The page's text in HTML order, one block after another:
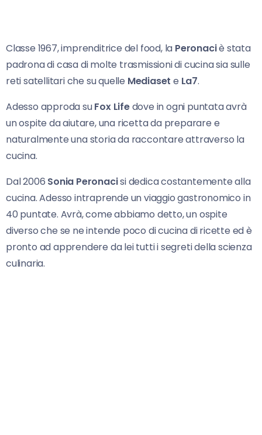
Classe 1967, imprenditrice del food, la Peronaciè stata
padrona di casa di molte trasmissioni di cucina sia sulle
reti satellitari che su quelle Mediaset e La7.
Adesso approda suFox Lifedove in ogni puntata avrà
un ospite da aiutare, una ricetta da preparare e
naturalmente una storia da raccontare attraverso la
cucina.
Dal 2006 Sonia Peronacisi dedica costantemente alla
cucina. Adesso intraprende un viaggio gastronomico in
40 puntate. Avrà, come abbiamo detto, un ospite
diverso che se ne intende poco di cucina di ricette ed è
pronto ad apprendere da lei tutti i segreti della scienza
culinaria.